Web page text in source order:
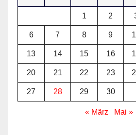
1 2
6 7 8 9
13 14 15 16
20 21 22 23
27 28 29 30
« März Mai »